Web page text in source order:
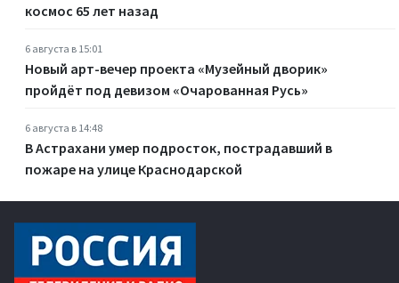
космос 65 лет назад
6 августа в 15:01
Новый арт-вечер проекта «Музейный дворик»
пройдёт под девизом «Очарованная Русь»
6 августа в 14:48
В Астрахани умер подросток, пострадавший в
пожаре на улице Краснодарской